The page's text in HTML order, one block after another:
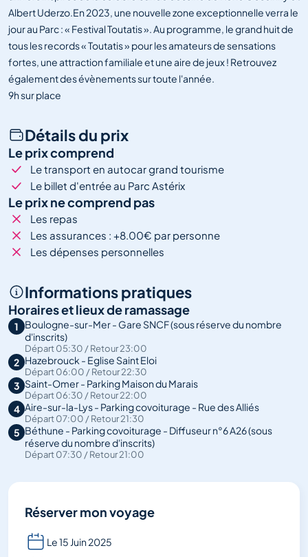
Albert Uderzo.En 2023, une nouvelle zone exceptionnelle verra le
jour au Parc : « Festival Toutatis ». Au programme, le grand huit de
tous les records « Toutatis » pour les amateurs de sensations
fortes, une attraction familiale et une aire de jeux ! Retrouvez
également des évènements sur toute l'année.
9h sur place
Détails du prix
Le prix comprend
Le transport en autocar grand tourisme
Le billet d'entrée au Parc Astérix
Le prix ne comprend pas
Les repas
Les assurances : +8.00€ par personne
Les dépenses personnelles
Informations pratiques
Horaires et lieux de ramassage
1
Boulogne-sur-Mer - Gare SNCF (sous réserve du nombre
d'inscrits)
Départ 05:30 / Retour 23:00
2 Hazebrouck - Eglise Saint Eloi
Départ 06:00 / Retour 22:30
3 Saint-Omer - Parking Maison du Marais
Départ 06:30 / Retour 22:00
4 Aire-sur-la-Lys - Parking covoiturage - Rue des Alliés
Départ 07:00 / Retour 21:30
5 Béthune - Parking covoiturage - Diffuseur n°6 A26 (sous
réserve du nombre d'inscrits)
Départ 07:30 / Retour 21:00
Réserver mon voyage
Le 15 Juin 2025